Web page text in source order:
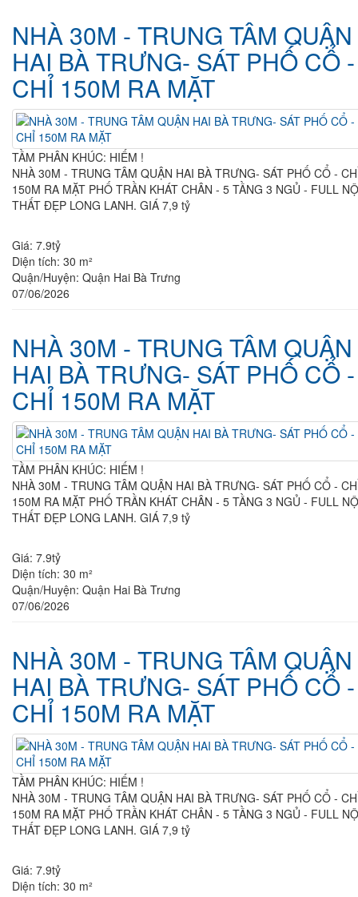
NHÀ 30M - TRUNG TÂM QUẬN
HAI BÀ TRƯNG- SÁT PHỐ CỔ -
CHỈ 150M RA MẶT
TẦM PHÂN KHÚC: HIẾM !
NHÀ 30M - TRUNG TÂM QUẬN HAI BÀ TRƯNG- SÁT PHỐ CỔ -
150M RA MẶT PHỐ TRẦN KHÁT CHÂN - 5 TẦNG 3 NGỦ - FULL
THẤT ĐẸP LONG LANH. GIÁ 7,9 tỷ
Giá: 7.9tỷ
Diện tích: 30 m²
Quận/Huyện: Quận Hai Bà Trưng
07/06/2026
NHÀ 30M - TRUNG TÂM QUẬN
HAI BÀ TRƯNG- SÁT PHỐ CỔ -
CHỈ 150M RA MẶT
TẦM PHÂN KHÚC: HIẾM !
NHÀ 30M - TRUNG TÂM QUẬN HAI BÀ TRƯNG- SÁT PHỐ CỔ -
150M RA MẶT PHỐ TRẦN KHÁT CHÂN - 5 TẦNG 3 NGỦ - FULL
THẤT ĐẸP LONG LANH. GIÁ 7,9 tỷ
Giá: 7.9tỷ
Diện tích: 30 m²
Quận/Huyện: Quận Hai Bà Trưng
07/06/2026
NHÀ 30M - TRUNG TÂM QUẬN
HAI BÀ TRƯNG- SÁT PHỐ CỔ -
CHỈ 150M RA MẶT
TẦM PHÂN KHÚC: HIẾM !
NHÀ 30M - TRUNG TÂM QUẬN HAI BÀ TRƯNG- SÁT PHỐ CỔ -
150M RA MẶT PHỐ TRẦN KHÁT CHÂN - 5 TẦNG 3 NGỦ - FULL
THẤT ĐẸP LONG LANH. GIÁ 7,9 tỷ
Giá: 7.9tỷ
Diện tích: 30 m²